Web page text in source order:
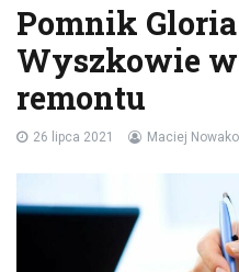
Pomnik
Wyszkowie
remontu
26 lipca 2021 Maciej